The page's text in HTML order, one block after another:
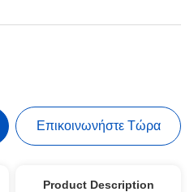
Επικοινωνήστε Τώρα
Product Description